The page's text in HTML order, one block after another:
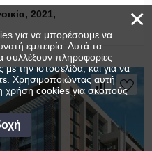
2021,
×
για να μπορέσουμε να
εμπειρία. Αυτά τα
συλλέξουν πληροφορίες
την ιστοσελίδα, και για να
Χρησιμοποιώντας αυτή
χρήση cookies για σκοπούς